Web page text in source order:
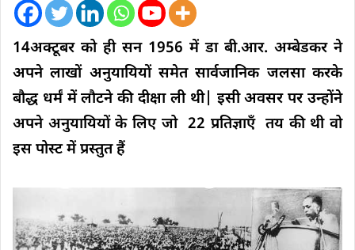
14अक्टूबर को ही सन 1956 में डा बी.आर. अम्बेडकर ने
अपने लाखों अनुयायियों समेत सार्वजानिक जलसा करके
बौद्ध धर्मं में लौटने की दीक्षा ली थी| इसी अवसर पर उन्होंने
अपने अनुयायियों के लिए जो 22 प्रतिज्ञाएँ तय की थी वो
इस पोस्ट में प्रस्तुत हैं